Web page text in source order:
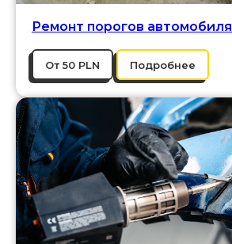
Ремонт порогов автомобиля
От 50 PLN Подробнее